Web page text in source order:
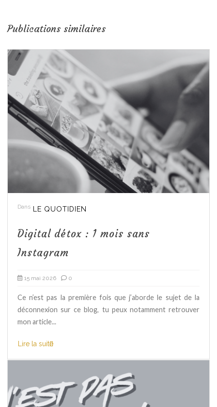
Publications similaires
Dans LE QUOTIDIEN
Digital détox : 1 mois sans
Instagram
15 mai 2026 0
Ce n’est pas la première fois que j’aborde le sujet de la
déconnexion sur ce blog, tu peux notamment retrouver
mon article...
Lire la suite